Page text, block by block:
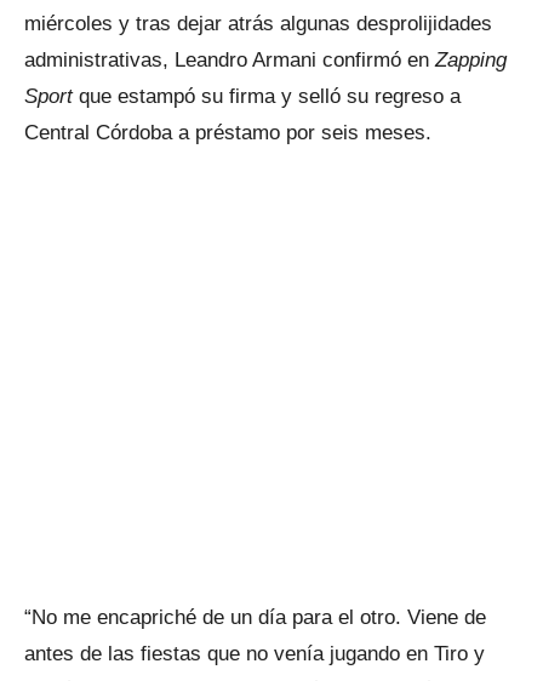
miércoles y tras dejar atrás algunas desprolijidades
administrativas, Leandro Armani confirmó enZapping
Sportque estampó su firma y selló su regreso a
Central Córdoba a préstamo por seis meses.
“No me encapriché de un día para el otro. Viene de
antes de las fiestas que no venía jugando en Tiro y